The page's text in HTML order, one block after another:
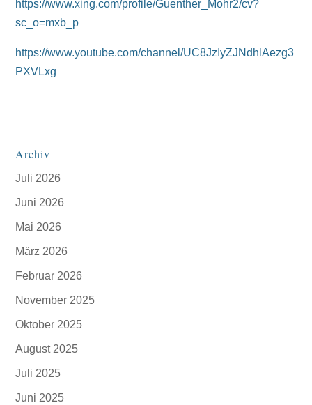
https://www.xing.com/profile/Guenther_Mohr2/cv?
sc_o=mxb_p
https://www.youtube.com/channel/UC8JzIyZJNdhlAezg3
PXVLxg
Archiv
Juli 2026
Juni 2026
Mai 2026
März 2026
Februar 2026
November 2025
Oktober 2025
August 2025
Juli 2025
Juni 2025